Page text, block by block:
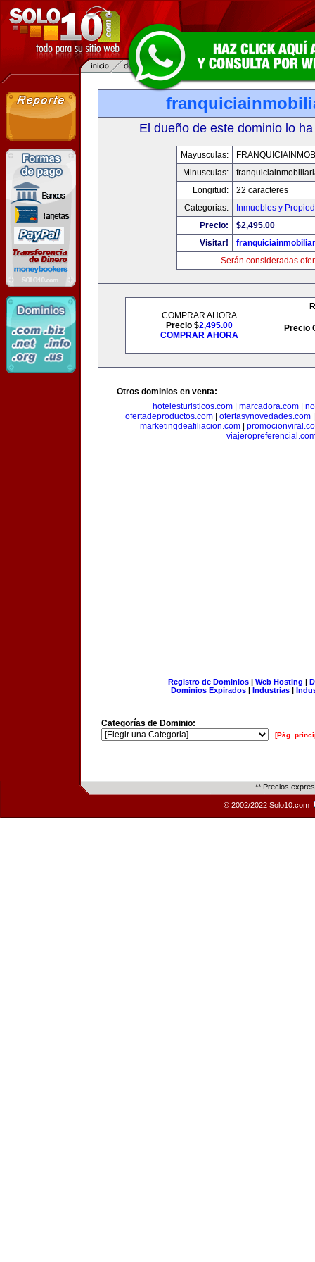
El dueño de este dominio lo
Mayusculas:
Minusculas:
Longitud:
22 caracteres
Categorias:
Inmuebles y
Precio:
$2,495.00
Visitar!
Serán consideradas
COMPRAR AHORA
Precio $2,495.00
COMPRAR AHORA
Precio
Otros dominios en venta:
hotelesturisticos.com
marcadora.com
ofertadeproductos.com| ofertasynovedades.com
marketingdeafiliacion.com|
Registro de Dominios| Web Hosting |
Dominios Expirados | Industrias |
Categorías de Dominio:
[Pág.
** Precios
© 2002/2022 Solo10.com